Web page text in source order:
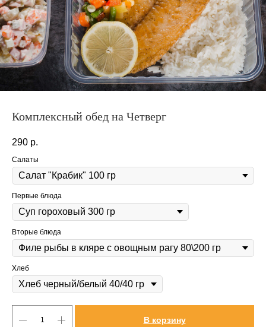
Комплексный обед на Четверг
290 р.
Салаты
Первые блюда
Вторые блюда
Хлеб
В корзину